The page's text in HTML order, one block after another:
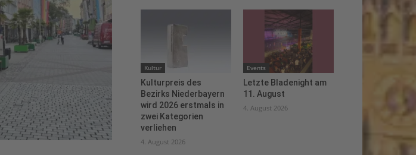
Kultur
Kulturpreis des
Bezirks Niederbayern
wird 2026 erstmals in
zwei Kategorien
verliehen
4. August 2026
Events
Letzte Bladenight am
11. August
4. August 2026